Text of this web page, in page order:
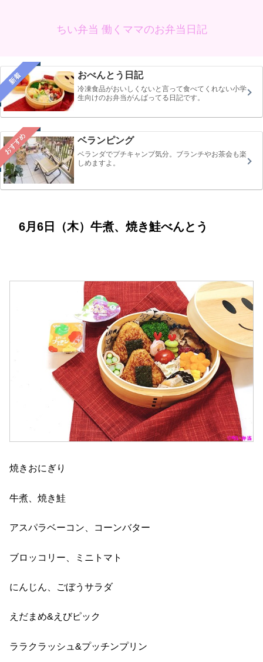
ちい弁当 働くママのお弁当日記
新着 おべんとう日記
冷凍食品がおいしくないと言って食べてくれない小学
生向けのお弁当がんばってる日記です。
おすすめ ベランピング
ベランダでプチキャンプ気分。ブランチやお茶会も楽
しめますよ。
6月6日（木）牛煮、焼き鮭べんとう
焼きおにぎり
牛煮、焼き鮭
アスパラベーコン、コーンバター
ブロッコリー、ミニトマト
にんじん、ごぼうサラダ
えだまめ&えびピック
ララクラッシュ&プッチンプリン